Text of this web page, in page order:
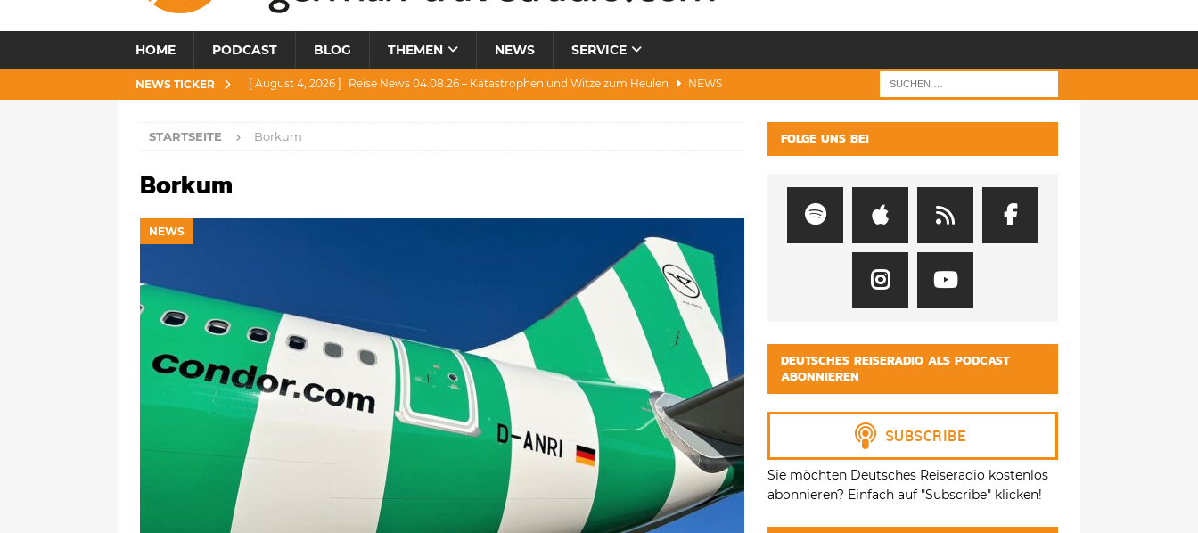
HOME PODCAST BLOG THEMEN NEWS SERVICE
NEWS TICKER [ August 4, 2026 ] Reise News 04.08.26 – Katastrophen und Witze zum Heulen NEWS
[ Juli 28, 2026 ]
STARTSEITE Borkum
Borkum
NEWS
FOLGE UNS BEI
DEUTSCHES REISERADIO ALS PODCAST
ABONNIEREN
Sie möchten Deutsches Reiseradio kostenlos
abonnieren? Einfach auf "Subscribe" klicken!